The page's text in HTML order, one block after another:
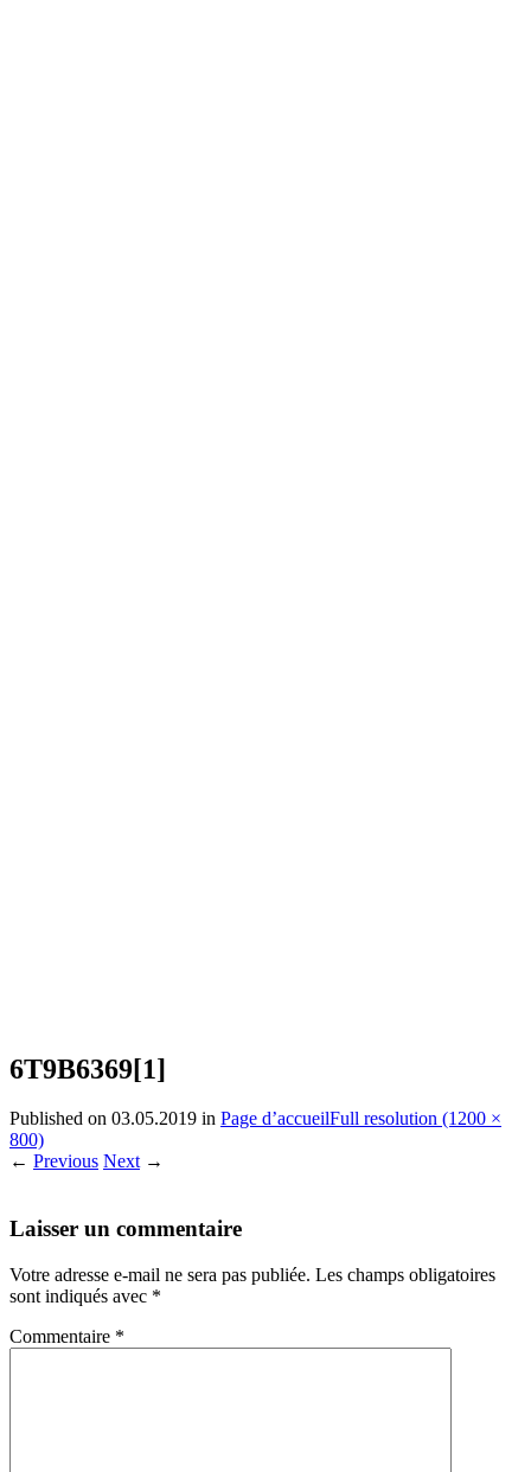
6T9B6369[1]
Published on 03.05.2019 in Page d’accueilFull resolution (1200 ×
800)
← Previous Next →
Laisser un commentaire
Votre adresse e-mail ne sera pas publiée. Les champs obligatoires
sont indiqués avec *
Commentaire *